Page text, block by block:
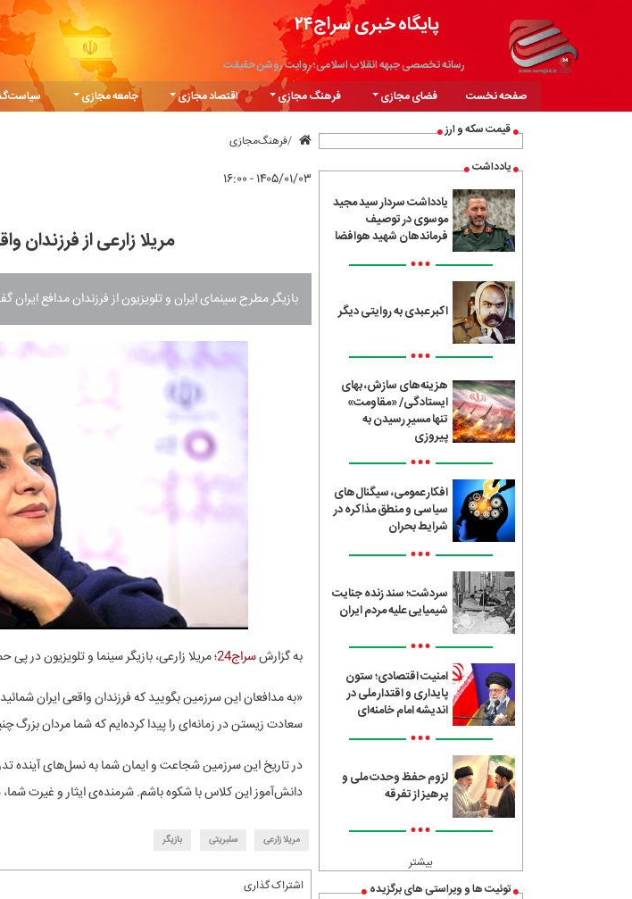
پایگاه خبری سراج۲۴
رسانه تخصصی جبهه انقلاب اسلامی؛ روایت روشن حقیقت
صفحه نخست فضای مجازی فرهنگ مجازی اقتصاد مجازی جامعه مجازی
قیمت سکه و ارز
یادداشت
یادداشت سردار سید مجید
موسوی در توصیف
فرماندهان شهید هوافضا
•••
اکبر عبدی به روایتی دیگر
•••
هزینه‌های سازش، بهای
ایستادگی/ «مقاومت»
تنها مسیرِ رسیدن به
پیروزی
•••
افکار عمومی، سیگنال‌های
سیاسی و منطق مذاکره در
شرایط بحران
•••
سردشت؛ سند زنده جنایت
شیمیایی علیه مردم ایران
•••
امنیت اقتصادی؛ ستون
پایداری و اقتدار ملی در
اندیشه امام خامنه‌ای
•••
لزوم حفظ وحدت ملی و
پرهیز از تفرقه
•••
بیشتر
توئیت ها و ویراستی های برگزیده
فرهنگ‌مجازی
۱۴۰۵/۰۱/۰۳ - ۱۶:۰۰
مریلا زارعی از فرزندان
بازیگر مطرح سینمای ایران و تلویزیون از فرزندان مدافع ایران
به گزارشسراج24
؛ مریلا زارعی، بازیگر سینما و تلویزیون در
«به مدافعان این سرزمین بگویید که فرزندان واقعی ایران
سعادت زیستن در زمانه‌ای را پیدا کرده‌ایم که شما مردان بزرگ
در تاریخ این سرزمین شجاعت و ایمان شما به نسل‌های
دانش‌آموز این کلاس با شکوه باشم. شرمنده‌ی ایثار و غیرت شما،
مریلا زارعی سلبریتی بازیگر
اشتراک گذاری